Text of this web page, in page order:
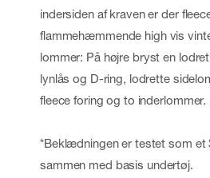
indersiden af kraven er der
flammehæmmende high vis
lommer: På højre bryst en
lynlås og D-ring, lodrette
fleece foring og to inderlommer.
*Beklædningen er testet som et
sammen med basis undertøj.